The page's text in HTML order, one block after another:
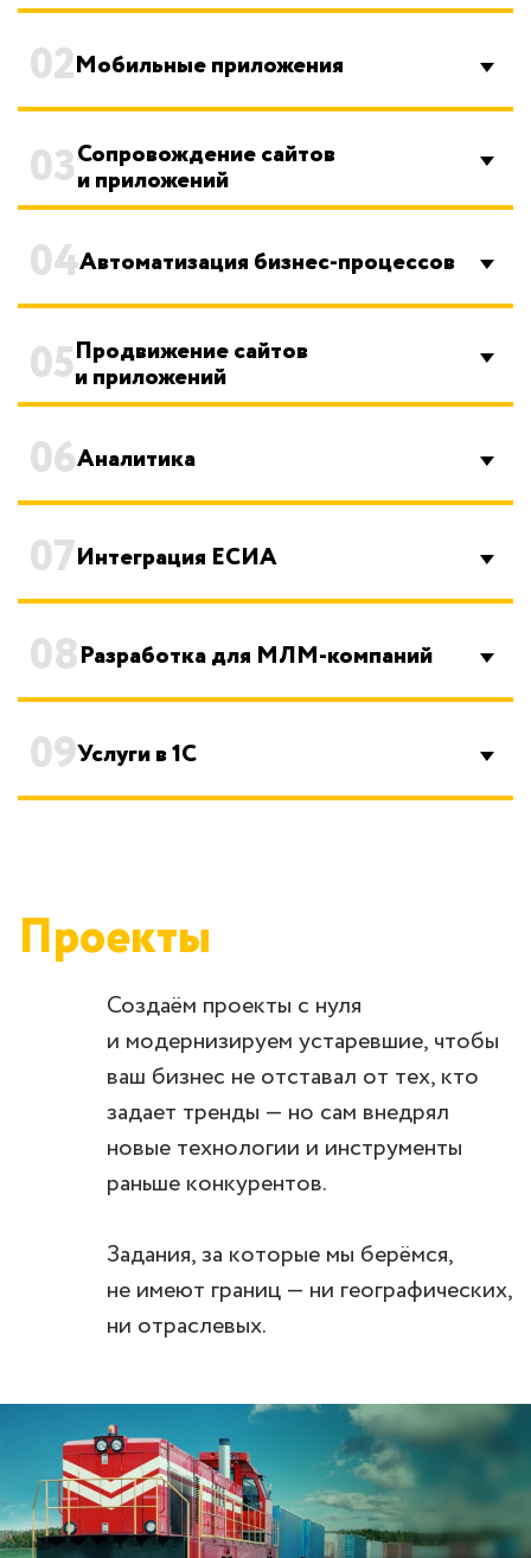
02Мобильные приложения
03Сопровождение сайтов
и приложений
04Автоматизация бизнес-процессов
05Продвижение сайтов
и приложений
06Аналитика
07Интеграция ЕСИА
08Разработка для МЛМ-компаний
09Услуги в 1С
Проекты
Создаём проекты с нуля
и модернизируем устаревшие, чтобы
ваш бизнес не отставал от тех, кто
задает тренды — но сам внедрял
новые технологии и инструменты
раньше конкурентов.
Задания, за которые мы берёмся,
не имеют границ — ни географических,
ни отраслевых.